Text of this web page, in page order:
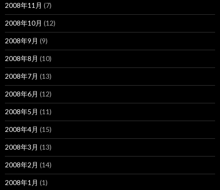
2008年11月 (7)
2008年10月 (12)
2008年9月 (9)
2008年8月 (10)
2008年7月 (13)
2008年6月 (12)
2008年5月 (11)
2008年4月 (15)
2008年3月 (13)
2008年2月 (14)
2008年1月 (1)